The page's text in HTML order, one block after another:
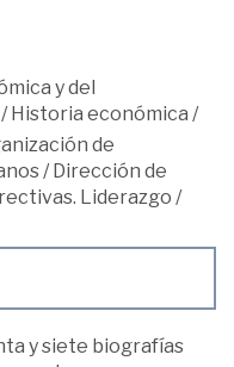
y del
/Historia económica /
de
/Dirección de
Liderazgo /
y siete biografías